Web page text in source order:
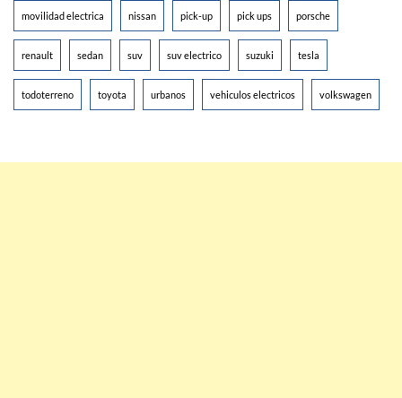
movilidad electrica nissan pick-up pick ups porsche
renault sedan suv suv electrico suzuki tesla
todoterreno toyota urbanos vehiculos electricos volkswagen